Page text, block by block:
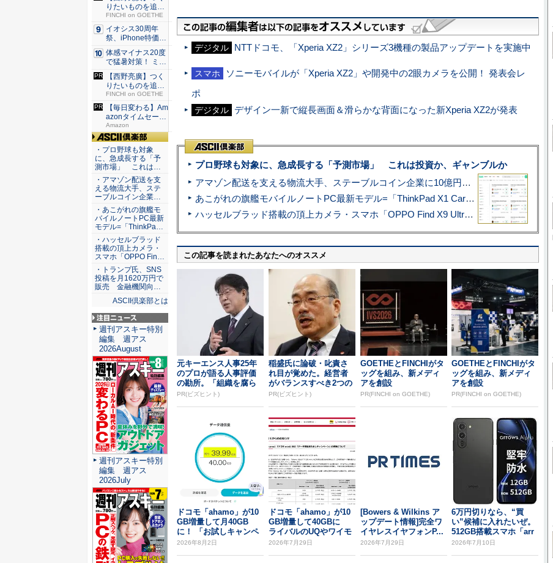
デジタル NTTドコモ、「Xperia XZ2」シリーズ3機種の製品アップデートを実施中
スマホ
ソニーモバイルが「Xperia XZ2」や開発中の2眼カメラを公開！ 発表会レ
ポ
デジタル デザイン一新で縦長画面＆滑らかな背面になった新Xperia XZ2が発表
プロ野球も対象に、急成長する「予測市場」 これは投資か、ギャンブルか
アマゾン配送を支える物流大手、ステーブルコイン企業に10億円投資のワケ
あこがれの旗艦モバイルノートPC最新モデル=「ThinkPad X1 Carbon Gen 14 Aura Edition」実機レビュー
ハッセルブラッド搭載の頂上カメラ・スマホ「OPPO Find X9 Ultra」実写レビュー=プロが本気で徹底撮影しました!!
この記事を読まれたあなたへのオススメ
元キーエンス人事25年
のプロが語る人事評価
の勘所。「組織を腐ら
せるNG評価」とは...
PR(ビズヒント)
稲盛氏に論破・叱責さ
れ目が覚めた。経営者
がバランスすべき2つの
背反
PR(ビズヒント)
GOETHEとFINCHIがタ
ッグを組み、新メディ
アを創設
PR(FINCHI on GOETHE)
GOETHEとFINCHIがタ
ッグを組み、新メディ
アを創設
PR(FINCHI on GOETHE)
ドコモ「ahamo」が10
GB増量して月40GB
に！ 「お試しキャンペ
ーン」をう...
2026年8月2日
ドコモ「ahamo」が10
GB増量して40GBに
ライバルのUQやワイモ
バを意識...
2026年7月29日
[Bowers & Wilkins ア
ップデート情報]完全ワ
イヤレスイヤフォンP...
2026年7月29日
6万円切りなら、“買
い”候補に入れたいぜ。
512GB搭載スマホ「arr
ows A...
2026年7月10日
りたいものを追求
できる環...
FINCHI on GOETHE
イオシス30周年
祭、iPhone特価品
を...
体感マイナス20度
で猛暑対策！ ミズ
ノの...
【西野亮廣】つく
りたいものを追求
できる環...
FINCHI on GOETHE
【毎日変わる】Am
azonタイムセール
が...
Amazon
ASCII倶楽部
・プロ野球も対象
に、急成長する「予
測市場」 これは…
・アマゾン配送を支
える物流大手、ステ
ーブルコイン企業…
・あこがれの旗艦モ
バイルノートPC最新
モデル=「ThinkPa…
・ハッセルブラッド
搭載の頂上カメラ・
スマホ「OPPO Fin…
・トランプ氏、SNS
投稿を月1620万円で
販売 金融機関向…
ASCII倶楽部とは
注目ニュース
週刊アスキー特別
編集 週アス
2026August
週刊アスキー特別
編集 週アス
2026July